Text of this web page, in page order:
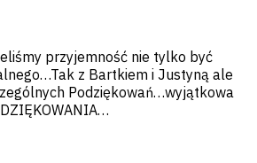
przyjemność nie tylko być
z Bartkiem i Justyną ale
Podziękowań…wyjątkowa